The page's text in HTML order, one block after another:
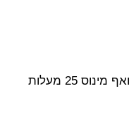
המצוידות בטכנולוגיית EVI מסוגלות לשמור על יעילות גבוהה ותפוקת חום יציבה גם בטמפרטורות של מינוס 15 מעלות צלזיוס, ואף מינוס 25 מעלות